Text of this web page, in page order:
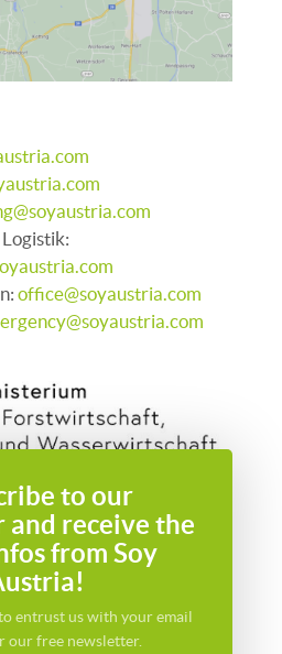
office@soyaustria.com
to our
and receive the
from Soy
entrust us with your email
our free newsletter.